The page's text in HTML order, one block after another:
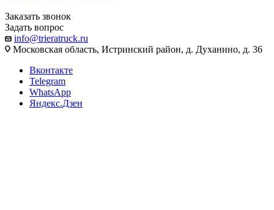
Заказать звонок
Задать вопрос
info@trieratruck.ru
Московская область, Истринский район, д. Духанино, д. 36
Вконтакте
Telegram
WhatsApp
Яндекс.Дзен